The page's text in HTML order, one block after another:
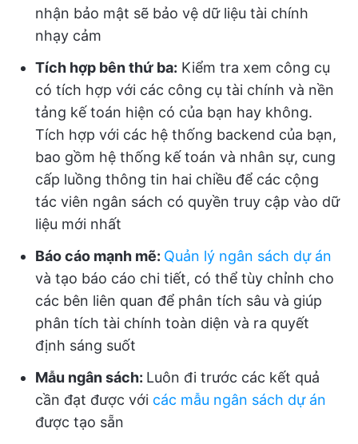
nhận bảo mật sẽ bảo vệ dữ liệu tài chính
nhạy cảm
Tích hợp bên thứ ba: Kiểm tra xem công cụ
có tích hợp với các công cụ tài chính và nền
tảng kế toán hiện có của bạn hay không.
Tích hợp với các hệ thống backend của bạn,
bao gồm hệ thống kế toán và nhân sự, cung
cấp luồng thông tin hai chiều để các cộng
tác viên ngân sách có quyền truy cập vào dữ
liệu mới nhất
Báo cáo mạnh mẽ: Quản lý ngân sách dự án
và tạo báo cáo chi tiết, có thể tùy chỉnh cho
các bên liên quan để phân tích sâu và giúp
phân tích tài chính toàn diện và ra quyết
định sáng suốt
Mẫu ngân sách: Luôn đi trước các kết quả
cần đạt được với các mẫu ngân sách dự án
được tạo sẵn